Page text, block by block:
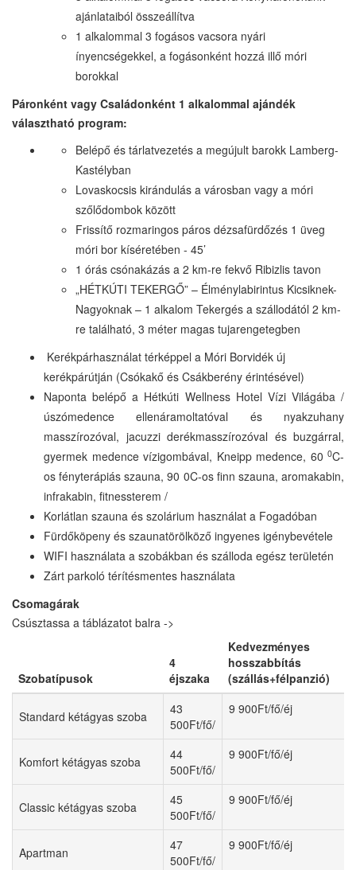
ajánlataiból összeállítva
1 alkalommal 3 fogásos vacsora nyári
ínyencségekkel, a fogásonként hozzá illő móri
borokkal
Páronként vagy Családonként 1 alkalommal ajándék
választható program:
Belépő és tárlatvezetés a megújult barokk Lamberg-
Kastélyban
Lovaskocsis kirándulás a városban vagy a móri
szőlődombok között
Frissítő rozmaringos páros dézsafürdőzés 1 üveg
móri bor kíséretében - 45’
1 órás csónakázás a 2 km-re fekvő Ribizlis tavon
„HÉTKÚTI TEKERGŐ” – Élménylabirintus Kicsiknek-
Nagyoknak – 1 alkalom Tekergés a szállodától 2 km-
re található, 3 méter magas tujarengetegben
Kerékpárhasználat térképpel a Móri Borvidék új
kerékpárútján (Csókakő és Csákberény érintésével)
Naponta belépő a Hétkúti Wellness Hotel Vízi Világába /
úszómedence ellenáramoltatóval és nyakzuhany
masszírozóval, jacuzzi derékmasszírozóval és buzgárral,
gyermek medence vízigombával, Kneipp medence, 60 0C-
os fényterápiás szauna, 90 0C-os finn szauna, aromakabin,
infrakabin, fitnessterem /
Korlátlan szauna és szolárium használat a Fogadóban
Fürdőköpeny és szaunatörölköző ingyenes igénybevétele
WIFI használata a szobákban és szálloda egész területén
Zárt parkoló térítésmentes használata
Csomagárak
Csúsztassa a táblázatot balra ->
Szobatípusok
4
éjszaka
Kedvezményes
hosszabbítás
(szállás+félpanzió)
Standard kétágyas szoba
43
500Ft/fő/
9 900Ft/fő/éj
Komfort kétágyas szoba
44
500Ft/fő/
9 900Ft/fő/éj
Classic kétágyas szoba
45
500Ft/fő/
9 900Ft/fő/éj
Apartman
47
500Ft/fő/
9 900Ft/fő/éj